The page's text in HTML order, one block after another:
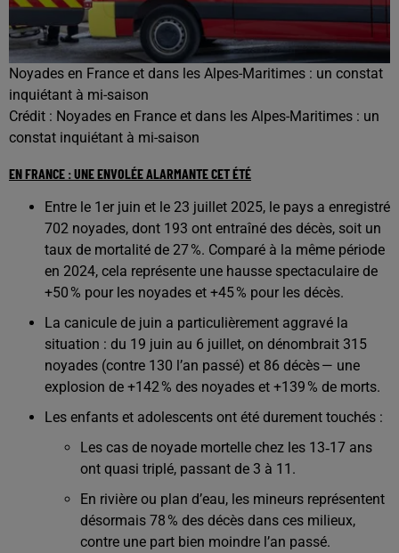
Noyades en France et dans les Alpes-Maritimes : un constat
inquiétant à mi-saison
Crédit : Noyades en France et dans les Alpes-Maritimes : un
constat inquiétant à mi-saison
EN FRANCE : UNE ENVOLÉE ALARMANTE CET ÉTÉ
Entre le 1er juin et le 23 juillet 2025, le pays a enregistré
702 noyades, dont 193 ont entraîné des décès, soit un
taux de mortalité de 27 %. Comparé à la même période
en 2024, cela représente une hausse spectaculaire de
+50 % pour les noyades et +45 % pour les décès.
La canicule de juin a particulièrement aggravé la
situation : du 19 juin au 6 juillet, on dénombrait 315
noyades (contre 130 l’an passé) et 86 décès — une
explosion de +142 % des noyades et +139 % de morts.
Les enfants et adolescents ont été durement touchés :
Les cas de noyade mortelle chez les 13‑17 ans
ont quasi triplé, passant de 3 à 11.
En rivière ou plan d’eau, les mineurs représentent
désormais 78 % des décès dans ces milieux,
contre une part bien moindre l’an passé.